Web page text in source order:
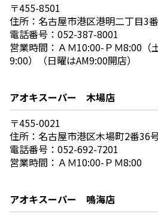
〒455-8501
住所：名古屋市港区港明二丁目3
電話番号：052-387-8001
営業時間：ＡＭ10:00-ＰＭ8:00（
9:00）（日曜はAM9:00開店）
アオキスーパー 木場店
〒455-0021
住所：名古屋市港区木場町2番36
電話番号：052-692-7201
営業時間：ＡＭ10:00-ＰＭ8:00
アオキスーパー 鳴海店